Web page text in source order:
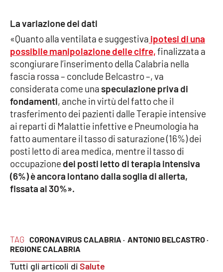
Leggendo Alvaro insieme
Imprese Di Calabria
Le perfidie di Antonella Grippo
Venti di comunicazione
STREAMING
LaC TV
LaC Network
EDIZIONI
LOCALI
TAG CORONAVIRUS CALABRIA · ANTONIO BELCASTRO ·
REGIONE CALABRIA
Tutti gli articoli diSalute
La variazione dei dati
«Quanto alla ventilata e suggestiva ipotesi di una
possibile manipolazione delle cifre,finalizzata a
scongiurare l’inserimento della Calabria nella
fascia rossa – conclude Belcastro –, va
considerata come unaspeculazione priva di
fondamenti, anche in virtù del fatto che il
trasferimento dei pazienti dalle Terapie intensive
ai reparti di Malattie infettive e Pneumologia ha
fatto aumentare il tasso di saturazione (16%) dei
posti letto di area medica, mentre il tasso di
occupazione dei posti letto di terapia intensiva
(6%) è ancora lontano dalla soglia di allerta,
fissata al 30%».